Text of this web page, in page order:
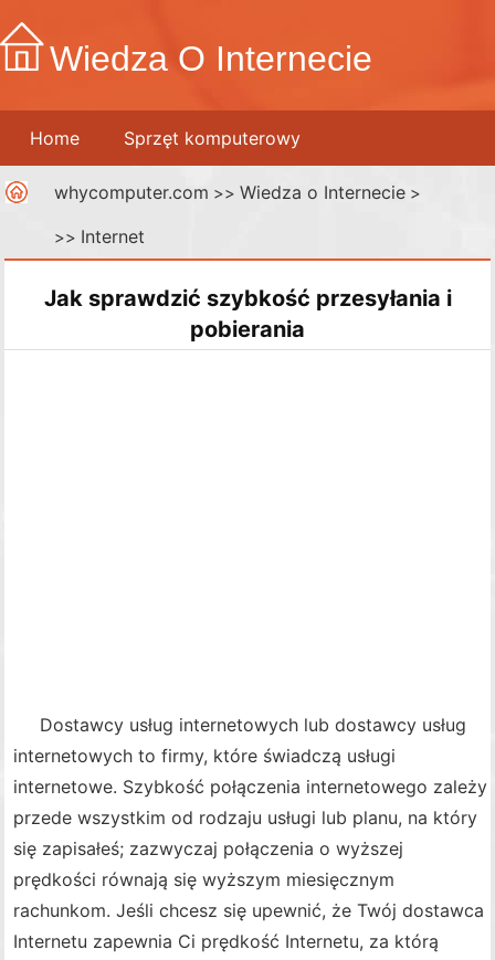
Wiedza O Internecie
Home Sprzęt komputerowy
Telefony komórkowe Drukarki
Sieci komputerowe
whycomputer.com >> Wiedza o Internecie>
>> Internet
Jak sprawdzić szybkość przesyłania i
pobierania
Dostawcy usług internetowych lub dostawcy usług
internetowych to firmy, które świadczą usługi
internetowe. Szybkość połączenia internetowego zależy
przede wszystkim od rodzaju usługi lub planu, na który
się zapisałeś; zazwyczaj połączenia o wyższej
prędkości równają się wyższym miesięcznym
rachunkom. Jeśli chcesz się upewnić, że Twój dostawca
Internetu zapewnia Ci prędkość Internetu, za którą